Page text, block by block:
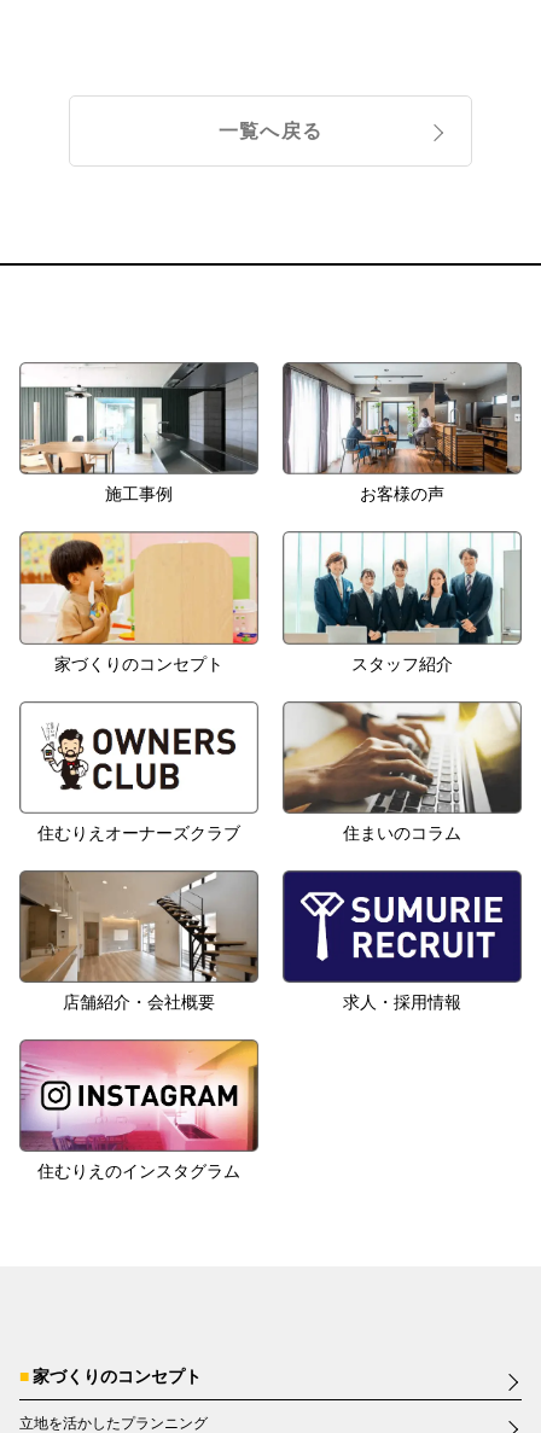
一覧へ戻る
施工事例 お客様の声
家づくりのコンセプト スタッフ紹介
住むりえオーナーズクラブ 住まいのコラム
店舗紹介・会社概要 求人・採用情報
住むりえのインスタグラム
家づくりのコンセプト
立地を活かしたプランニング